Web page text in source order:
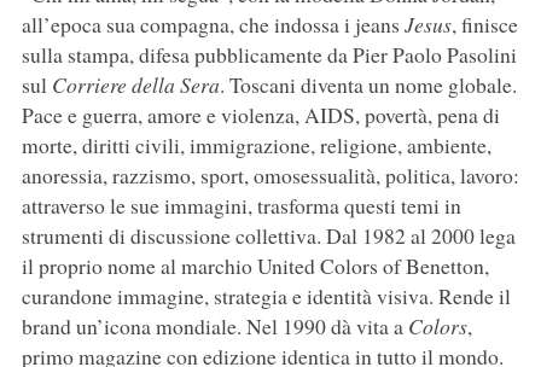
all’epoca sua compagna, che indossa i jeans Jesus, finisce
sulla stampa, difesa pubblicamente da Pier Paolo Pasolini
sul Corriere della Sera. Toscani diventa un nome globale.
Pace e guerra, amore e violenza, AIDS, povertà, pena di
morte, diritti civili, immigrazione, religione, ambiente,
anoressia, razzismo, sport, omosessualità, politica, lavoro:
attraverso le sue immagini, trasforma questi temi in
strumenti di discussione collettiva. Dal 1982 al 2000 lega
il proprio nome al marchio United Colors of Benetton,
curandone immagine, strategia e identità visiva. Rende il
brand un’icona mondiale. Nel 1990 dà vita a Colors,
primo magazine con edizione identica in tutto il mondo.